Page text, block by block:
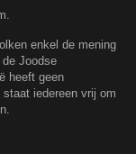
enkel de mening
Joodse
heeft geen
iedereen vrij om